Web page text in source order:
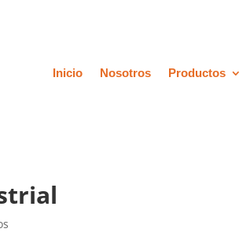
Inicio Nosotros Productos